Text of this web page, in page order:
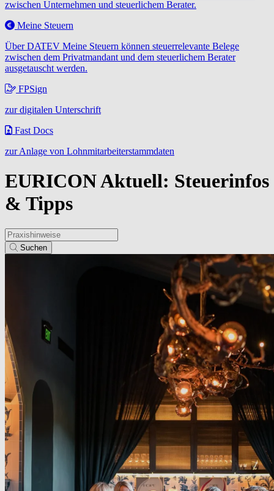
zwischen Unternehmen und steuerlichem Berater.
Meine Steuern
Über DATEV Meine Steuern können steuerrelevante Belege
zwischen dem Privatmandant und dem steuerlichem Berater
ausgetauscht werden.
FPSign
zur digitalen Unterschrift
Fast Docs
zur Anlage von Lohnmitarbeiterstammdaten
EURICON Aktuell: Steuerinfos
& Tipps
Suchfeld
Suchen